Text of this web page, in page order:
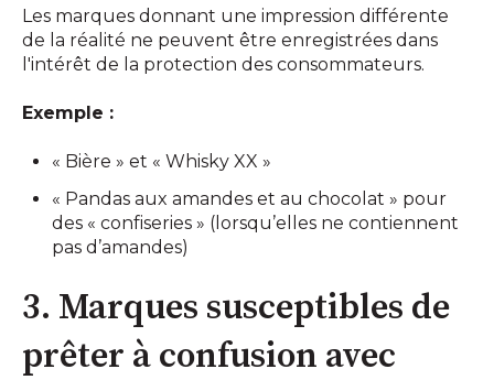
Les marques donnant une impression différente
de la réalité ne peuvent être enregistrées dans
l'intérêt de la protection des consommateurs.
Exemple :
« Bière » et « Whisky XX »
« Pandas aux amandes et au chocolat » pour
des « confiseries » (lorsqu’elles ne contiennent
pas d’amandes)
3. Marques susceptibles de
prêter à confusion avec